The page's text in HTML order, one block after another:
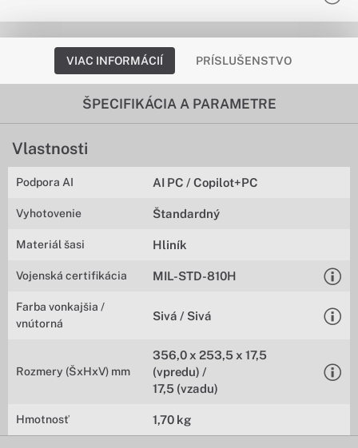
VIAC INFORMÁCIÍ PRÍSLUŠENSTVO
ŠPECIFIKÁCIA A PARAMETRE
Vlastnosti
Podpora AI AI PC / Copilot+PC
Vyhotovenie Štandardný
Materiál šasi Hliník
Vojenská certifikácia MIL-STD-810H
Farba vonkajšia /
vnútorná
Sivá / Sivá
Rozmery (ŠxHxV) mm
356,0 x 253,5 x 17,5
(vpredu) /
17,5 (vzadu)
Hmotnosť 1,70 kg